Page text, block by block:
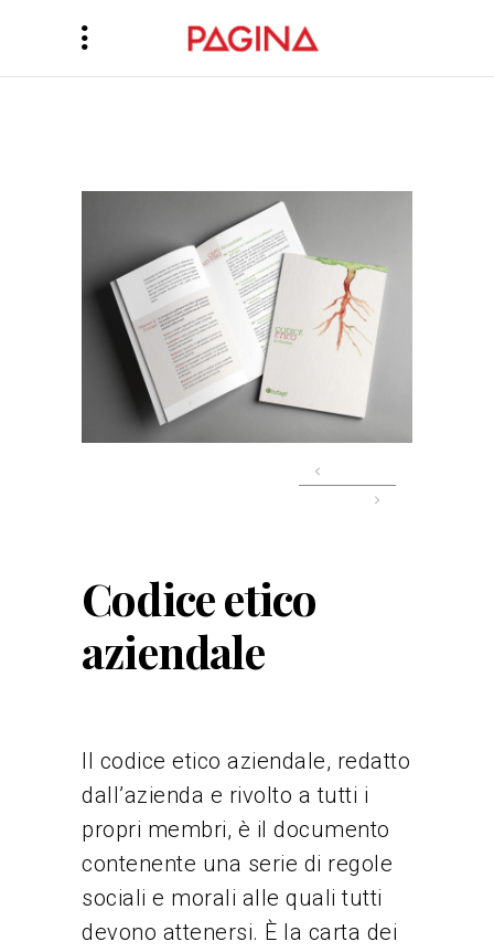
Codice etico
aziendale
Il codice etico aziendale, redatto
dall’azienda e rivolto a tutti i
propri membri, è il documento
contenente una serie di regole
sociali e morali alle quali tutti
devono attenersi. È la carta dei